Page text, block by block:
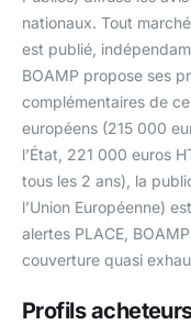
nationaux. Tout
est publié,
BOAMP propose ses
complémentaires de
européens (215 000
l’État, 221 000 euros
tous les 2 ans), la
l’Union Européenne)
alertes PLACE,
couverture quasi
Profils